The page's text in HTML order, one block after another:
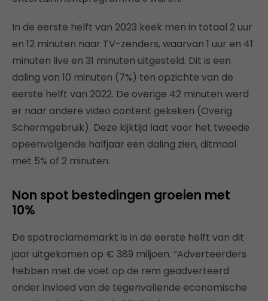
In de eerste helft van 2023 keek men in totaal 2 uur
en 12 minuten naar TV-zenders, waarvan 1 uur en 41
minuten live en 31 minuten uitgesteld. Dit is een
daling van 10 minuten (7%) ten opzichte van de
eerste helft van 2022. De overige 42 minuten werd
er naar andere video content gekeken (Overig
Schermgebruik). Deze kijktijd laat voor het tweede
opeenvolgende halfjaar een daling zien, ditmaal
met 5% of 2 minuten.
Non spot bestedingen groeien met
10%
De spotreclamemarkt is in de eerste helft van dit
jaar uitgekomen op € 389 miljoen. “Adverteerders
hebben met de voet op de rem geadverteerd
onder invloed van de tegenvallende economische